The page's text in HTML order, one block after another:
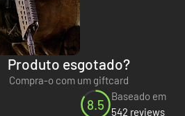
Produto esgotado?
Compra-o com um giftcard
8.5
Baseado em
542 reviews